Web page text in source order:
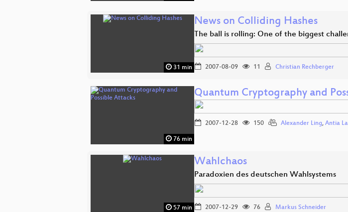
31 min
News on Colliding Hashes
The ball is rolling: One of the biggest
2007-08-09 11 Christian Rechberger
76 min
Quantum Cryptography and
2007-12-28 150 Alexander Ling, Antia
57 min
Wahlchaos
Paradoxien des deutschen Wahlsystems
2007-12-29 76 Markus Schneider